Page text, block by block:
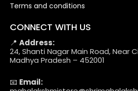
Terms and conditions
CONNECT WITH US
📍 Address:
24, Shanti Nagar Main Road, Near
Madhya Pradesh – 452001
📧 Email: